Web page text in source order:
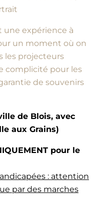
une expérience à
un moment où on
les projecteurs
complicité pour les
de souvenirs
de Blois, avec
aux Grains)
pour le
: attention
par des marches